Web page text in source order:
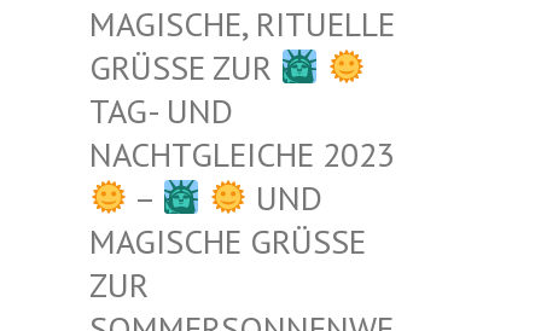
MAGISCHE, RITUELLE
GRÜSSE ZUR
TAG- UND
NACHTGLEICHE 2023
–
UND
MAGISCHE GRÜSSE Z
UR S